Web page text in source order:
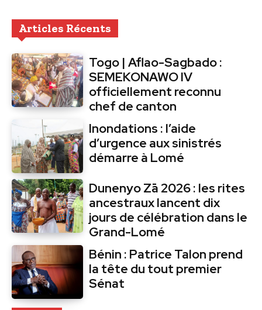
Articles Récents
Togo | Aflao-Sagbado :
SEMEKONAWO IV
officiellement reconnu
chef de canton
Inondations : l’aide
d’urgence aux sinistrés
démarre à Lomé
Dunenyo Zā 2026 : les rites
ancestraux lancent dix
jours de célébration dans le
Grand-Lomé
Bénin : Patrice Talon prend
la tête du tout premier
Sénat